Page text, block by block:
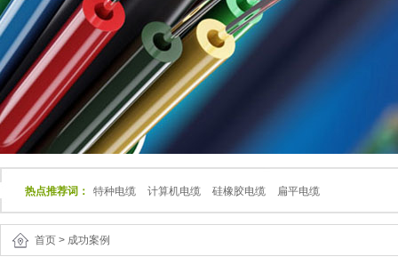
热点推荐词： 特种电缆 计算机电缆 硅橡胶电缆 扁平电缆
首页 > 成功案例